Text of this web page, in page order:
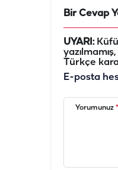
Bir Cevap
UYARI:
yazılmamış,
Türkçe
E-posta
Yorumunuz *